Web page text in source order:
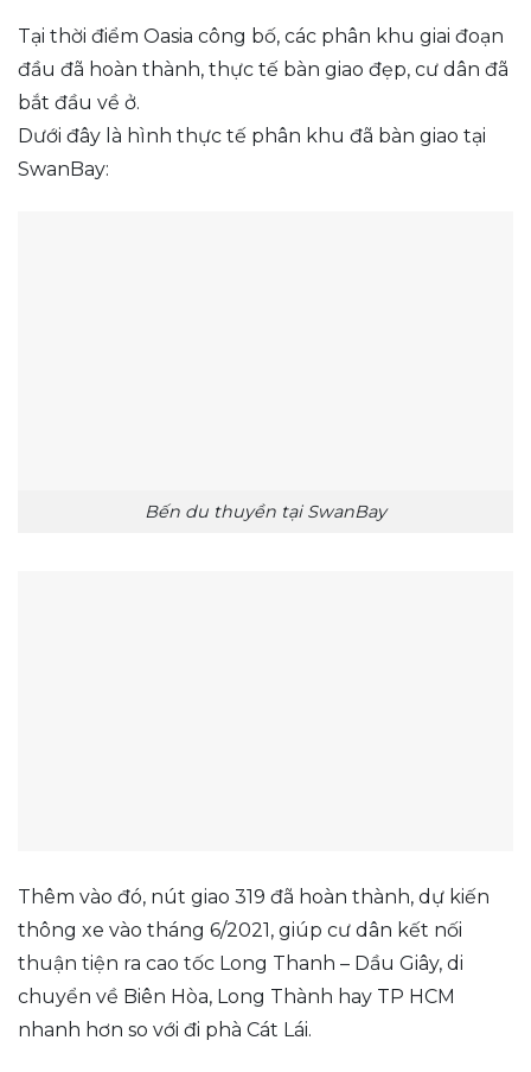
Tại thời điểm Oasia công bố, các phân khu giai đoạn
đầu đã hoàn thành, thực tế bàn giao đẹp, cư dân đã
bắt đầu về ở.
Dưới đây là hình thực tế phân khu đã bàn giao tại
SwanBay:
Bến du thuyền tại SwanBay
Thêm vào đó, nút giao 319 đã hoàn thành, dự kiến
thông xe vào tháng 6/2021, giúp cư dân kết nối
thuận tiện ra cao tốc Long Thanh – Dầu Giây, di
chuyển về Biên Hòa, Long Thành hay TP HCM
nhanh hơn so với đi phà Cát Lái.